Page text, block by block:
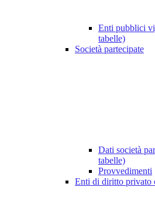
Enti pubblici
tabelle)
Società partecipate
Dati società
tabelle)
Provvedimenti
Enti di diritto privato